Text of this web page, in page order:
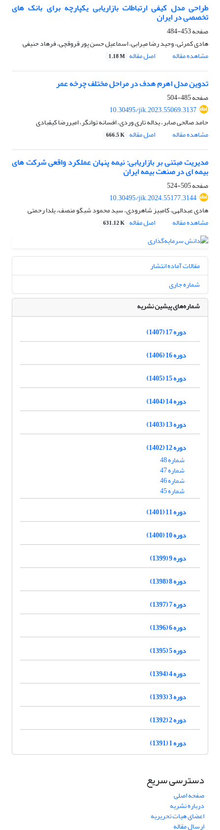
طراحی مدل کیفی ارتباطات بازاریابی یکپارچه برای بانک های
تخصصی در ایران
صفحه453-484
هادی کمرئی، وحید رضا میرابی، اسماعیل حسن پور قروقچی، فرهاد حنیفی
مشاهده مقاله
اصل مقاله 1.18 M
تدوین مدل اهرم هدف در مراحل مختلف چرخه عمر
صفحه485-504
10.30495/jik.2023.55069.3137
حامد صالحی صابر، یداله تاری وردی، افسانه توانگر، امیررضا کیقبادی
مشاهده مقاله
اصل مقاله 666.5 K
مدیریت مبتنی بر بازاریابی: نیمه پنهان عملکرد واقعی شرکت های
بیمه ای در صنعت بیمه ایران
صفحه505-524
10.30495/jik.2024.55177.3144
هادی عبدالهی، کامبیز شاهرودی، سید محمود شبگو منصف، یلدا رحمتی
مشاهده مقاله
اصل مقاله 631.12 K
مقالات آماده انتشار
شماره جاری
شماره‌های پیشین نشریه
دوره 17 (1407)
دوره 16 (1406)
دوره 15 (1405)
دوره 14 (1404)
دوره 13 (1403)
دوره 12 (1402)
شماره 48
شماره 47
شماره 46
شماره 45
دوره 11 (1401)
دوره 10 (1400)
دوره 9 (1399)
دوره 8 (1398)
دوره 7 (1397)
دوره 6 (1396)
دوره 5 (1395)
دوره 4 (1394)
دوره 3 (1393)
دوره 2 (1392)
دوره 1 (1391)
دسترسی سریع
صفحه اصلی
درباره نشریه
اعضای هیات تحریریه
ارسال مقاله